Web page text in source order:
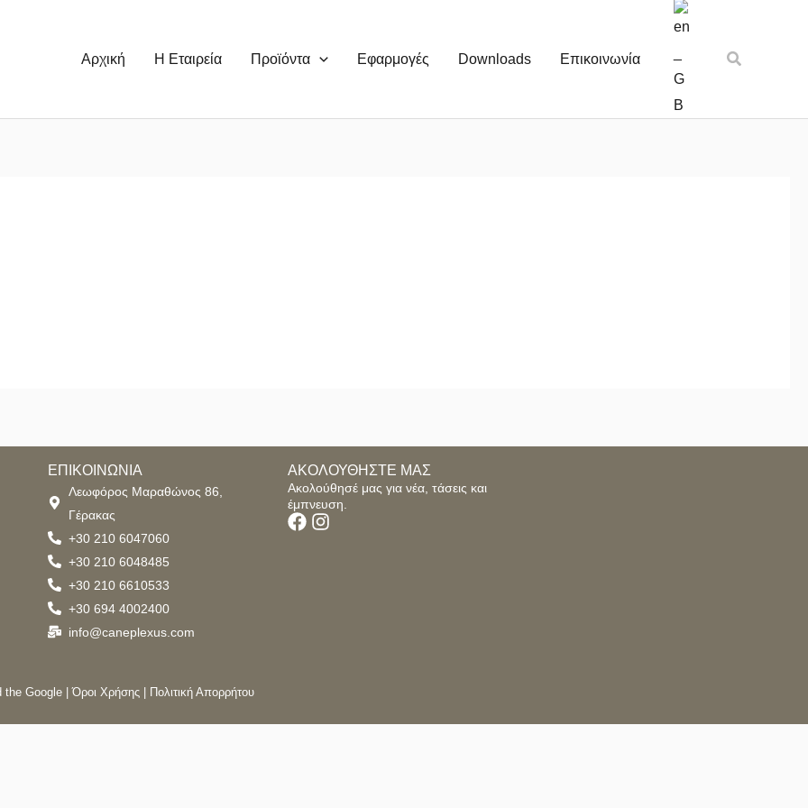
Αρχική Η Εταιρεία Προϊόντα Εφαρμογές Downloads Επικοινωνία Αναζήτηση
ΕΠΙΚΟΙΝΩΝΙΑ
Λεωφόρος Μαραθώνος 86,
Γέρακας
+30 210 6047060
+30 210 6048485
+30 210 6610533
+30 694 4002400
info@caneplexus.com
ΑΚΟΛΟΥΘΗΣΤΕ ΜΑΣ
Ακολούθησέ μας για νέα, τάσεις και
έμπνευση.
the Google |Όροι Χρήσης Πολιτική Απορρήτου